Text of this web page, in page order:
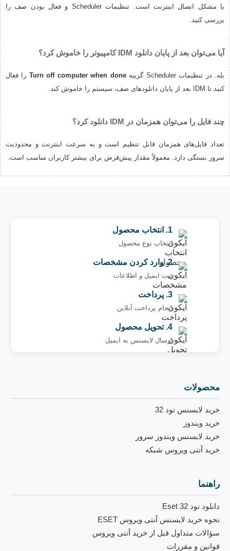
یا مشکل اتصال اینترنت است. تنظیمات Scheduler و فعال بودن صف را
بررسی کنید.
آیا می‌توان بعد از پایان دانلود IDM کامپیوتر را خاموش کرد؟
بله. در تنظیمات Scheduler گزینه Turn off computer when done را فعال
کنید تا IDM بعد از پایان دانلودهای صف، سیستم را خاموش کند.
چند فایل را می‌توان همزمان در IDM دانلود کرد؟
تعداد فایل‌های همزمان قابل تنظیم است و به سرعت اینترنت و محدودیت
سرور بستگی دارد. معمولاً مقدار پیش‌فرض برای بیشتر کاربران مناسب است.
1. انتخاب محصول
انتخاب نوع محصول
2. وارد کردن مشخصات
ثبت ایمیل و اطلاعات
3. پرداخت
انجام پرداخت آنلاین
4. تحویل محصول
ارسال لایسنس به ایمیل ‌
محصولات
خرید لایسنس نود 32
خرید ویندوز
خرید لایسنس ویندوز سرور
خرید آنتی ویروس شبکه
راهنما
دانلود نود 32 Eset
نحوه خرید لایسنس آنتی ویروس ESET
سؤالات متداول قبل از خرید آنتی ویروس
قوانین و مقررات